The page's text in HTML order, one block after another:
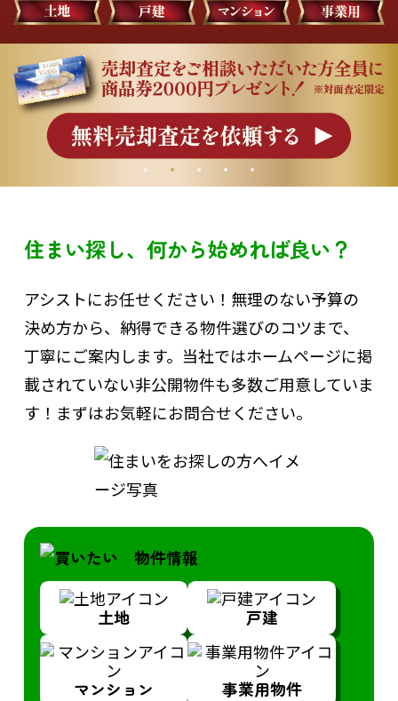
住まい探し、何から始めれば良い？
アシストにお任せください！無理のない予算の
決め方から、納得できる物件選びのコツまで、
丁寧にご案内します。 当社ではホームページに掲
載されていない非公開物件も多数ご用意していま
す！まずはお気軽にお問合せください。
土地 戸建
マンション 事業用物件